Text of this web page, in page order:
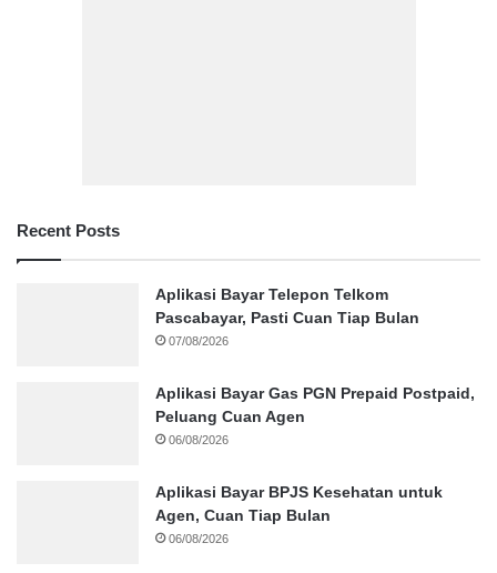
Recent Posts
Aplikasi Bayar Telepon Telkom
Pascabayar, Pasti Cuan Tiap Bulan
07/08/2026
Aplikasi Bayar Gas PGN Prepaid Postpaid,
Peluang Cuan Agen
06/08/2026
Aplikasi Bayar BPJS Kesehatan untuk
Agen, Cuan Tiap Bulan
06/08/2026